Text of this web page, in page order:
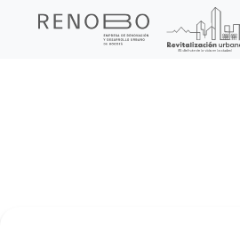
Sitio WebTransparencia